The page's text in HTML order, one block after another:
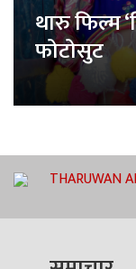
थारु फिल्म
फोटोसुट
THARUWAN